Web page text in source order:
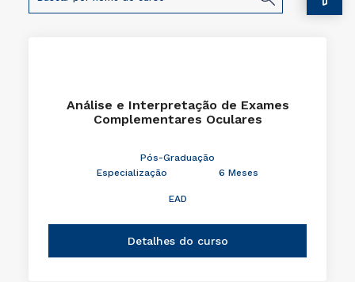
Análise e Interpretação de Exames
Complementares Oculares
Pós-Graduação
Especialização
6 Meses
EAD
Detalhes do curso